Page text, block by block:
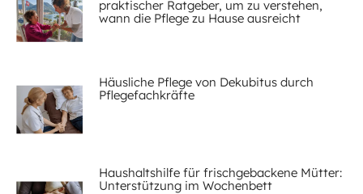
praktischer Ratgeber, um zu verstehen,
wann die Pflege zu Hause ausreicht
Häusliche Pflege von Dekubitus durch
Pflegefachkräfte
Haushaltshilfe für frischgebackene Mütter:
Unterstützung im Wochenbett